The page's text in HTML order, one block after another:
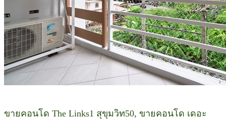
ขายคอนโด The Links1 สุขุมวิท50, ขายคอนโด เดอะ